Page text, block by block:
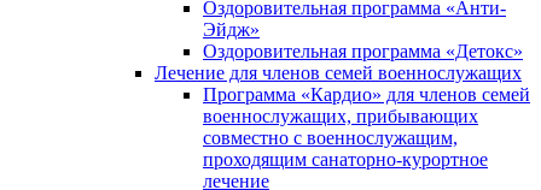
Оздоровительная программа «Анти-
Эйдж»
Оздоровительная программа «Детокс»
Лечение для членов семей военнослужащих
Программа «Кардио» для членов семей
военнослужащих, прибывающих
совместно с военнослужащим,
проходящим санаторно-курортное
лечение